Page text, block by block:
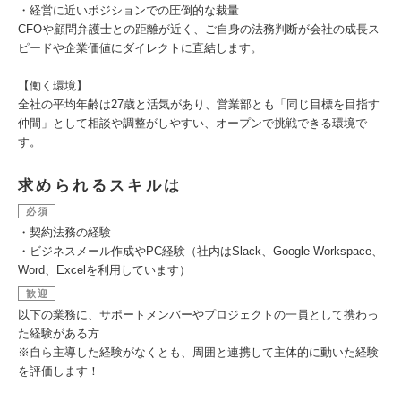
・経営に近いポジションでの圧倒的な裁量
CFOや顧問弁護士との距離が近く、ご自身の法務判断が会社の成長ス
ピードや企業価値にダイレクトに直結します。
【働く環境】
全社の平均年齢は27歳と活気があり、営業部とも「同じ目標を目指す
仲間」として相談や調整がしやすい、オープンで挑戦できる環境で
す。
求められるスキルは
必須
・契約法務の経験
・ビジネスメール作成やPC経験（社内はSlack、Google Workspace、
Word、Excelを利用しています）
歓迎
以下の業務に、サポートメンバーやプロジェクトの一員として携わっ
た経験がある方
※自ら主導した経験がなくとも、周囲と連携して主体的に動いた経験
を評価します！